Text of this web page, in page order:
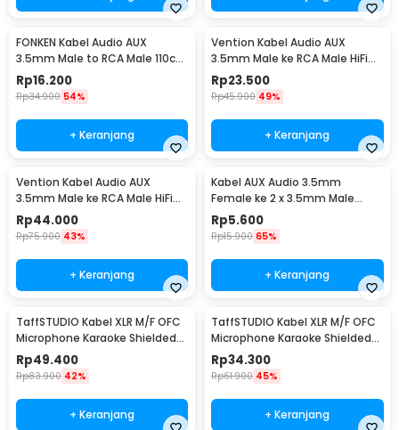
FONKEN Kabel Audio AUX
3.5mm Male to RCA Male 110cm
- R1
Rp16.200
Rp34.900 54%
+ Keranjang
Vention Kabel Audio AUX
3.5mm Male ke RCA Male HiFi
2M
Rp23.500
Rp45.900 49%
+ Keranjang
Vention Kabel Audio AUX
3.5mm Male ke RCA Male HiFi
5M
Rp44.000
Rp75.900 43%
+ Keranjang
Kabel AUX Audio 3.5mm
Female ke 2 x 3.5mm Male
Nylon Braided 20cm - K908
Rp5.600
Rp15.900 65%
+ Keranjang
TaffSTUDIO Kabel XLR M/F OFC
Microphone Karaoke Shielded
10M - BOF30
Rp49.400
Rp83.900 42%
+ Keranjang
TaffSTUDIO Kabel XLR M/F OFC
Microphone Karaoke Shielded
5M - BOF30
Rp34.300
Rp61.900 45%
+ Keranjang